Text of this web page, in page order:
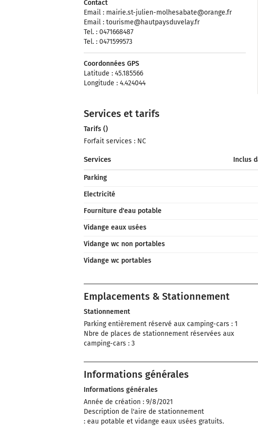
Contact
Email : mairie.st-julien-molhesabate@orange.fr
Email : tourisme@hautpaysduvelay.fr
Tel. : 0471668487
Tel. : 0471599573
Coordonnées GPS
Latitude : 45.185566
Longitude : 4.424044
Services et tarifs
Tarifs ()
Forfait services : NC
Services Inclus
Parking
Electricité
Fourniture d'eau potable
Vidange eaux usées
Vidange wc non portables
Vidange wc portables
Emplacements & Stationnement
Stationnement
Parking entièrement réservé aux camping-cars : 1
Nbre de places de stationnement réservées aux
camping-cars : 3
Informations générales
Informations générales
Année de création : 9/8/2021
Description de l'aire de stationnement
: eau potable et vidange eaux usées gratuits.